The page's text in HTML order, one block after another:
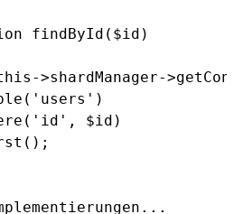
findById($id)
>shardManager-
$id)